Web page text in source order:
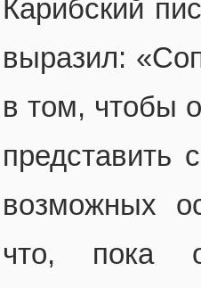
Карибский
выразил:
в том, чтобы
представить
возможных
что, пока